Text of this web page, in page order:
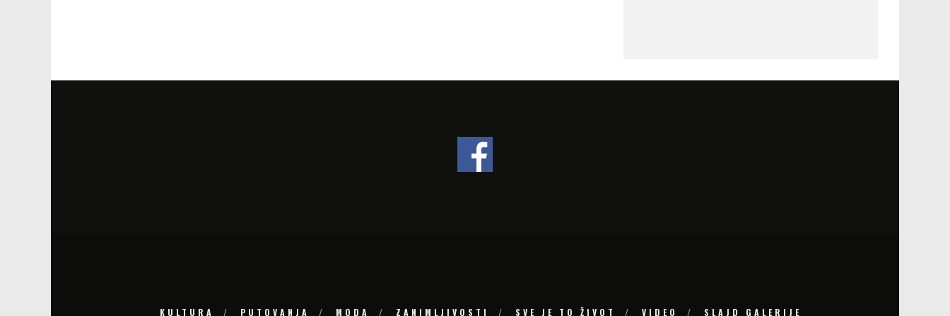
KULTURA PUTOVANJA MODA ZANIMLJIVOSTI SVE JE TO ŽIVOT VIDEO SLAJD GALERIJE